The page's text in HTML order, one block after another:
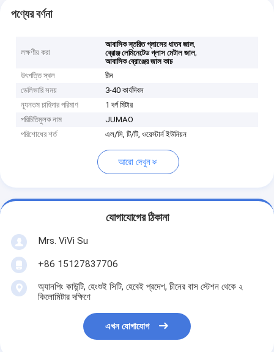
পণ্যের বর্ণনা
লক্ষণীয় করা
আবাসিক স্তরিত গ্লাসের ধাতব জাল,
ব্রোঞ্জ লেমিনেটেড গ্লাস মেটাল জাল,
আবাসিক ব্রোঞ্জের জাল কাচ
উৎপত্তি স্থল
চীন
ডেলিভারি সময়
3-40 কার্যদিবস
ন্যূনতম চাহিদার পরিমাণ
1 বর্গ মিটার
পরিচিতিমুলক নাম
JUMAO
পরিশোধের শর্ত
এল/সি, টি/টি, ওয়েস্টার্ন ইউনিয়ন
আরো দেখুন
যোগাযোগের ঠিকানা
Mrs. ViVi Su
+86 15127837706
অ্যানপিং কাউন্টি, হেংশুই সিটি, হেবেই প্রদেশ, চীনের বাস স্টেশন থেকে ২
কিলোমিটার দক্ষিণে
এখন যোগাযোগ